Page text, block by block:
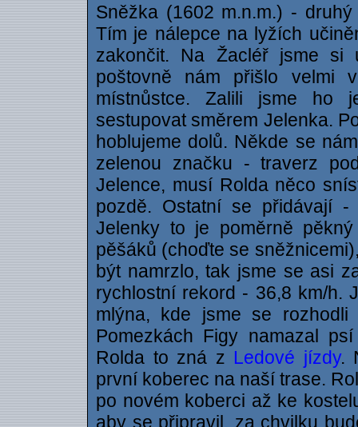
Sněžka (1602 m.n.m.) -
Tím je nálepce na lyžích
zakončit. Na Žacléř jsme
poštovně nám přišlo velmi
místnůstce. Zalili jsme ho
sestupovat směrem Jelenka.
hoblujeme dolů. Někde se
zelenou značku - traverz
Jelence, musí Rolda něco
pozdě. Ostatní se přidávají
Jelenky to je poměrně
pěšáků (choďte se
být namrzlo, tak jsme se asi
rychlostní rekord - 36,8 km/h.
mlýna, kde jsme se rozhodli
Pomezkách Figy namazal
Rolda to zná z Ledové jízdy.
první koberec na naší trase.
po novém koberci až ke
aby se připravil, za chvilku